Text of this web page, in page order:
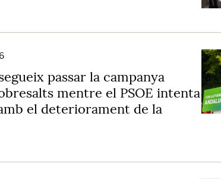
passar la campanya
mentre el PSOE intenta
el deteriorament de la